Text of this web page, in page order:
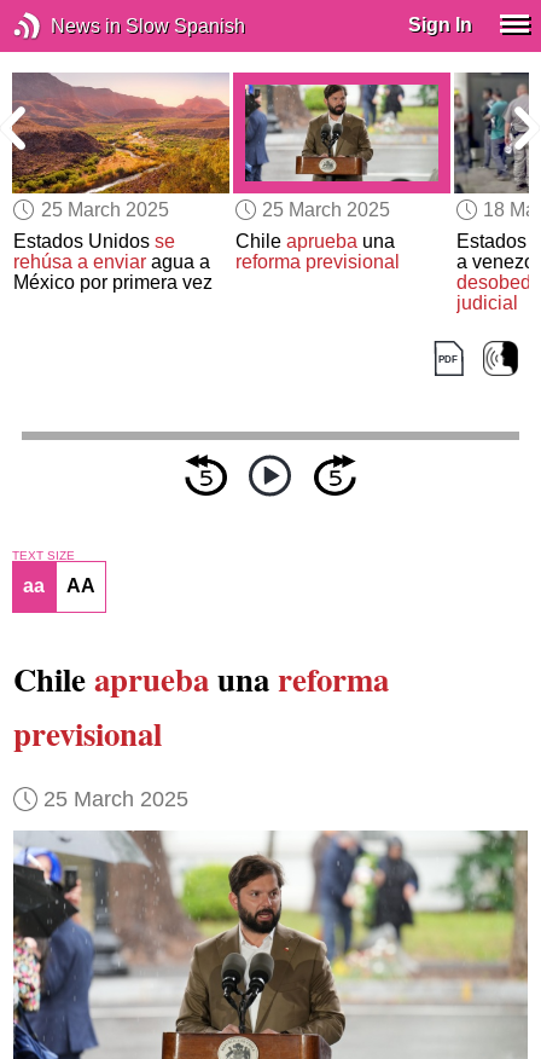
News in Slow Spanish Sign In
25 March 2025
Estados Unidosse
rehúsa a enviar agua a
México por primera vez
25 March 2025
Chile apruebauna
reforma previsional
18
Estados
a
judicial
TEXT SIZE
aa AA
Chileapruebaunareforma
previsional
25 March 2025